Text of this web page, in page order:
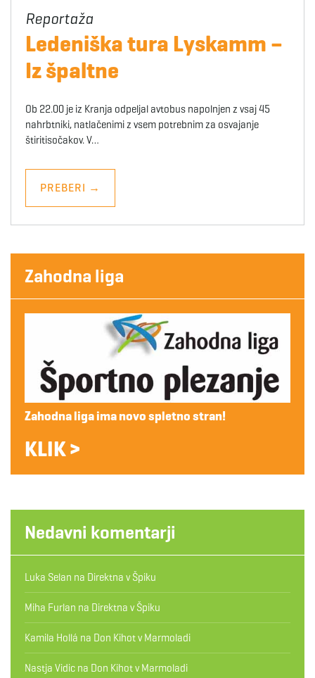
Ledeniška tura Lyskamm –
Iz špaltne
Ob 22.00 je iz Kranja odpeljal avtobus napolnjen z vsaj 45
nahrbtniki, natlačenimi z vsem potrebnim za osvajanje
štiritisočakov. V…
PREBERI →
Zahodna liga
Zahodna liga ima novo spletno stran!
KLIK >
Nedavni komentarji
Luka Selan na Direktna v Špiku
Miha Furlan na Direktna v Špiku
Kamila Hollá na Don Kihot v Marmoladi
Nastja Vidic na Don Kihot v Marmoladi